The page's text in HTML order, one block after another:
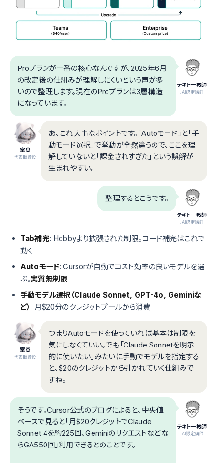
テキトー教師
.AI認定講師
Proプランが一番の核心なんですが、2025年6月
の改定後の仕組みが理解しにくいという声が多
いので整理します。現在のProプランは3層構造
になっています。
室谷
代表取締役
あ、これ大事なポイントです。「Autoモード」と「手
動モード選択」で挙動が全然違うので、ここを理
解していないと「課金されすぎた」という誤解が
生まれやすい。
テキトー教師
.AI認定講師
整理するとこうです。
Tab補完: Hobbyより拡張された制限。コード補完はこれで
動く
Autoモード: Cursorが自動でコスト効率の良いモデルを選
ぶ。実質無制限
手動モデル選択（Claude Sonnet, GPT-4o, Geminiな
ど） : 月$20分のクレジットプールから消費
室谷
代表取締役
つまりAutoモードを使っていれば基本は制限を
気にしなくていい。でも「Claude Sonnetを明示
的に使いたい」みたいに手動でモデルを指定する
と、$20のクレジットから引かれていく仕組みで
すね。
テキトー教師
.AI認定講師
そうです。Cursor公式のブログによると、中央値
ベースで見ると「月$20クレジットでClaude
Sonnet 4を約225回、Geminiのリクエストなどな
らGA550回」利用できるとのことです。